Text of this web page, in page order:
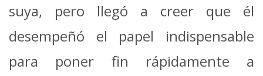
suya, pero llegó a creer que él
desempeñó el papel indispensable
para poner fin rápidamente a